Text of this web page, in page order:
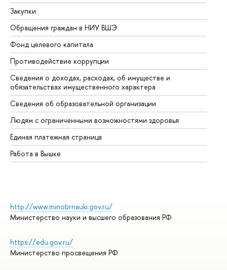
Закупки
Обращения граждан в НИУ ВШЭ
Фонд целевого капитала
Противодействие коррупции
Сведения о доходах, расходах, об имуществе и
обязательствах имущественного характера
Сведения об образовательной организации
Людям с ограниченными возможностями здоровья
Единая платежная страница
Работа в Вышке
http://www.minobrnauki.gov.ru/
Министерство науки и высшего образования РФ
https://edu.gov.ru/
Министерство просвещения РФ